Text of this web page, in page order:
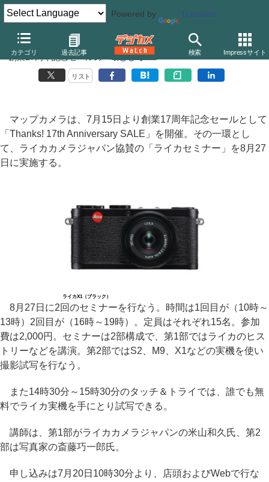
Powered by Translate
カテゴリ 過去記事 検索 Impressサイト
マップカメラ、「ライカセミナー」を8月27日に開催
〜創業17周年記念セールの一環として
リスト
マップカメラは、7月15日より創業17周年記念セールとして
「Thanks! 17th Anniversary SALE」を開催。その一環とし
て、ライカカメラジャパン協賛の「ライカセミナー」を8月27
日に実施する。
ライカX1（ブラック）
8月27日に2回のセミナーを行なう。時間は1回目が（10時～
13時）2回目が（16時～19時）。定員はそれぞれ15名。参加
費は2,000円。セミナーは2部構成で、第1部ではライカのヒス
トリーなどを講演。第2部ではS2、M9、X1などの実機を使い
撮影試写を行なう。
また14時30分～15時30分のタッチ＆トライでは、誰でも無
料でライカ実機を手にとり試写できる。
講師は、第1部がライカカメラジャパンの米山和久氏、第2
部は写真家の斎藤巧一郎氏。
申し込みは7月20日10時30分より、店頭およびWebで行な